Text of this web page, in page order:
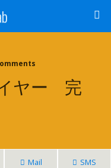
ヤー 完
Mail SMS